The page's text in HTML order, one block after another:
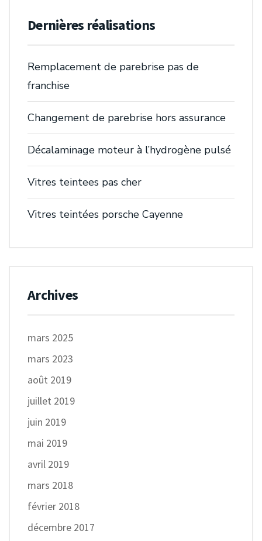
Dernières réalisations
Remplacement de parebrise pas de
franchise
Changement de parebrise hors assurance
Décalaminage moteur à l’hydrogène pulsé
Vitres teintees pas cher
Vitres teintées porsche Cayenne
Archives
mars 2025
mars 2023
août 2019
juillet 2019
juin 2019
mai 2019
avril 2019
mars 2018
février 2018
décembre 2017